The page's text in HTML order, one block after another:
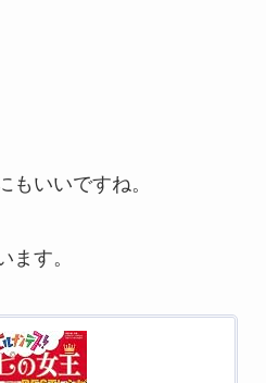
もいいですね。
ます。